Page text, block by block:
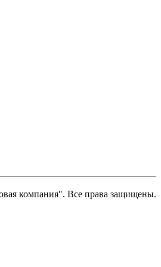
компания". Все права защищены.